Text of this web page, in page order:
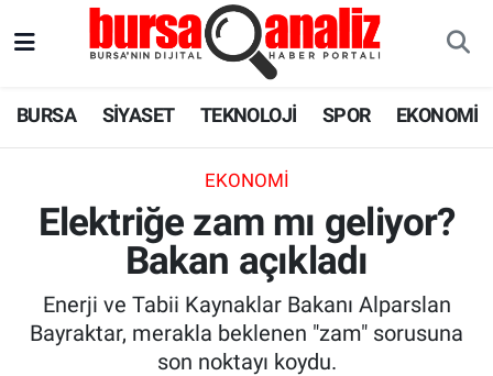
BURSA SİYASET TEKNOLOJİ SPOR EKONOMİ
EKONOMI
Elektriğe zam mı geliyor?
Bakan açıkladı
Enerji ve Tabii Kaynaklar Bakanı Alparslan
Bayraktar, merakla beklenen "zam" sorusuna
son noktayı koydu.
EKONOMİ
Süper Lig Puan Durumu ve Fikstür
Tüm Manşetler
Son Dakika Haberleri